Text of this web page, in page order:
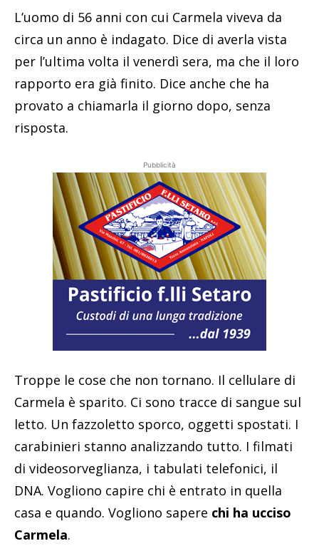
L’uomo di 56 anni con cui Carmela viveva da
circa un anno è indagato. Dice di averla vista
per l’ultima volta il venerdì sera, ma che il loro
rapporto era già finito. Dice anche che ha
provato a chiamarla il giorno dopo, senza
risposta.
Pubblicità
Troppe le cose che non tornano. Il cellulare di
Carmela è sparito. Ci sono tracce di sangue sul
letto. Un fazzoletto sporco, oggetti spostati. I
carabinieri stanno analizzando tutto. I filmati
di videosorveglianza, i tabulati telefonici, il
DNA. Vogliono capire chi è entrato in quella
casa e quando. Vogliono sapere chi ha ucciso
Carmela.